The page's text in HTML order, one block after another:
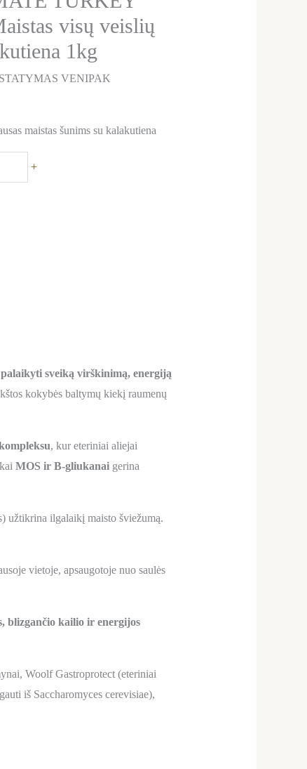
visų veislių
1kg
VENIPAK
maistas šunims su kalakutiena
+
palaikyti sveiką virškinimą, energiją
kokybės baltymų kiekį raumenų
, kur eteriniai aliejai
MOS ir B-gliukanaigerina
užtikrina ilgalaikį maisto šviežumą.
vietoje, apsaugotoje nuo saulės
blizgančio kailio ir energijos
Woolf Gastroprotect (eteriniai
iš Saccharomyces cerevisiae),